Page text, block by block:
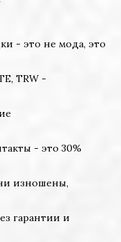
- это не мода, это
TRW -
- это 30%
изношены,
гарантии и